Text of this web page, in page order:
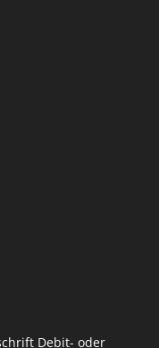
Debit- oder